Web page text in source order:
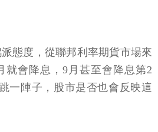
態度，從聯邦利率期貨市場來
就會降息，9月甚至會降息第2
一陣子，股市是否也會反映這